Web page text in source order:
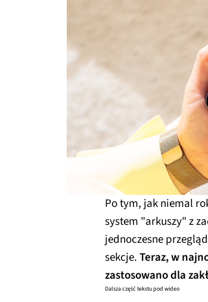
Po tym, jak niemal
system "arkuszy" z
jednoczesne
sekcje.Teraz, w
zastosowano dla
Dalsza część tekstu pod wideo